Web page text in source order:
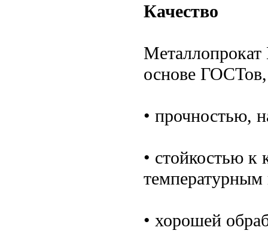
Качество
Металлопрокат
основе
• прочностью,
• стойкостью
• хорошей